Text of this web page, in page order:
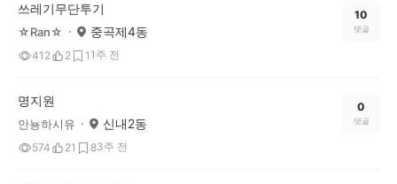
쓰레기무단투기
☆Ran☆ 중곡제4동
412 2 1 1주 전
10
댓글
명지원
안뇽하시유 신내2동
574 21 83주 전
0
댓글